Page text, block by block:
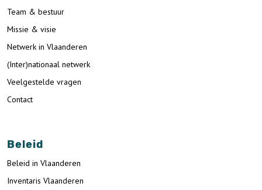
Team & bestuur
Missie & visie
Netwerk in Vlaanderen
(Inter)nationaal netwerk
Veelgestelde vragen
Contact
Beleid
Beleid in Vlaanderen
Inventaris Vlaanderen